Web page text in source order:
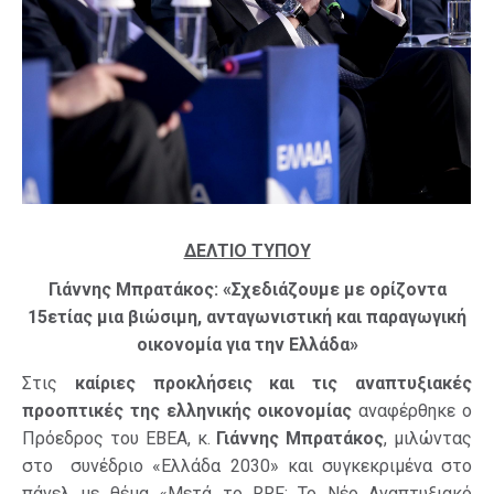
ΔΕΛΤΙΟ ΤΥΠΟΥ
Γιάννης Μπρατάκος: «Σχεδιάζουμε με ορίζοντα
15ετίας μια βιώσιμη, ανταγωνιστική και παραγωγική
οικονομία για την Ελλάδα»
Στις καίριες προκλήσεις και τις αναπτυξιακές
προοπτικές της ελληνικής οικονομίας αναφέρθηκε ο
Πρόεδρος του ΕΒΕΑ, κ. Γιάννης Μπρατάκος, μιλώντας
στο συνέδριο «Ελλάδα 2030» και συγκεκριμένα στο